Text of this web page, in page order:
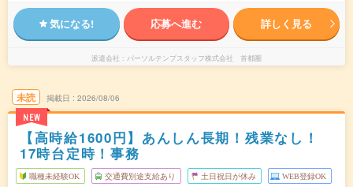
気になる! 応募へ進む 詳しく見る
派遣会社 パーソルテンプスタッフ株式会社 首都圏
未読
NEW
掲載日 2026/08/06
【高時給1600円】あんしん長期！残業なし！
17時台定時！事務
職種未経験OK 交通費別途支給あり 土日祝日が休み WEB登録OK